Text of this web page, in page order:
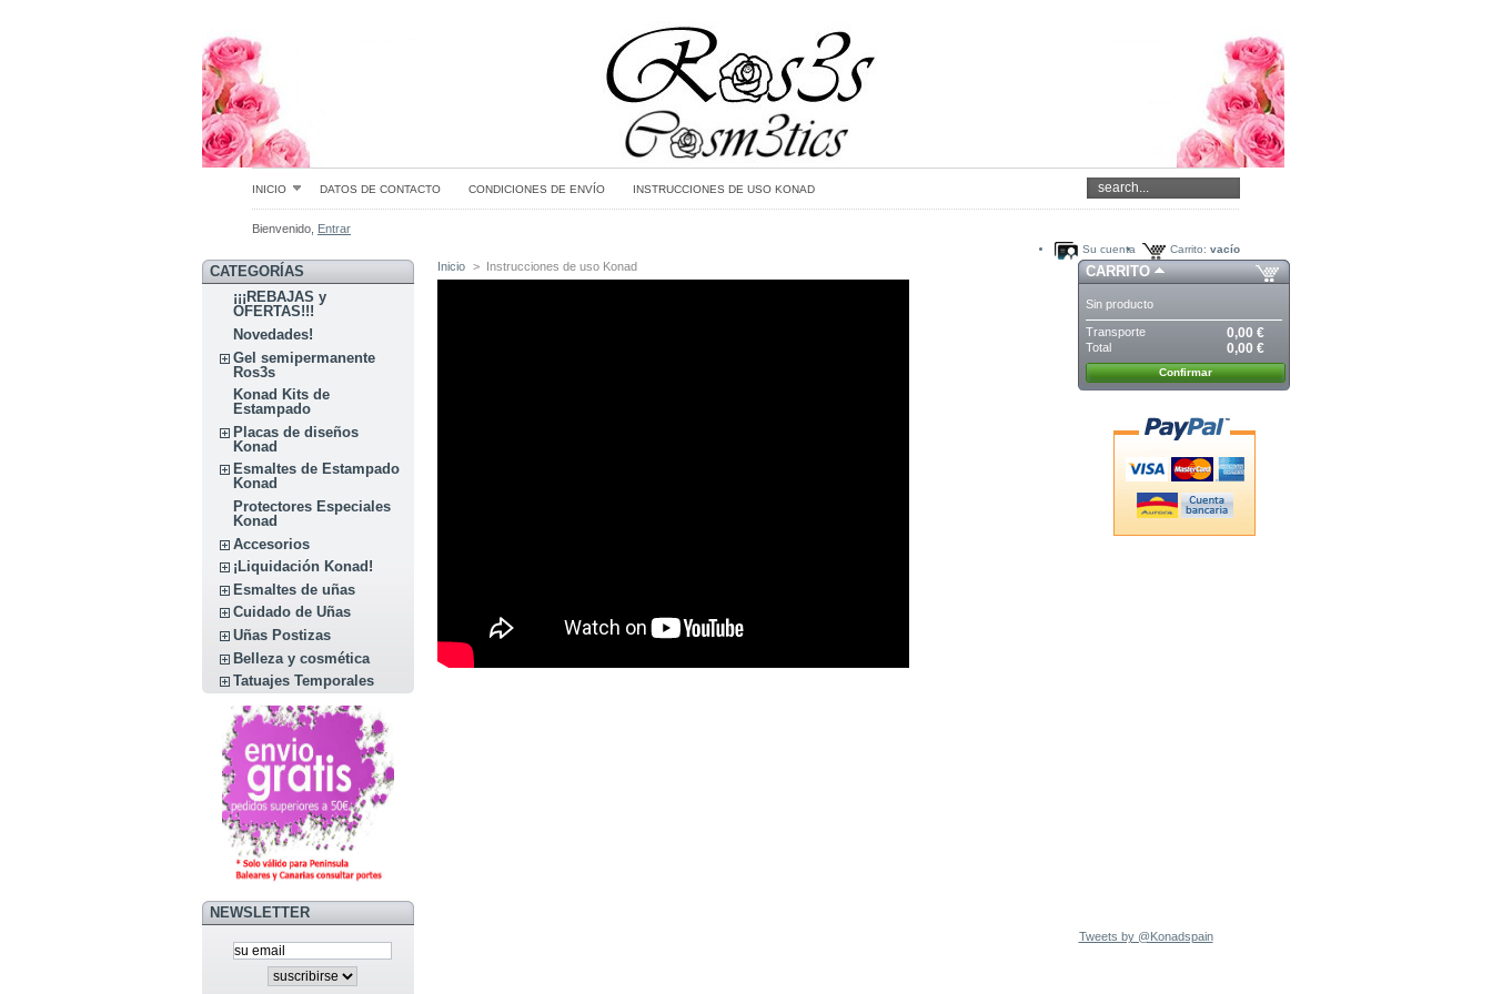
INICIO DATOS DE CONTACTO CONDICIONES DE ENVÍO INSTRUCCIONES DE USO KONAD
Bienvenido, Entrar
Carrito: vacío
Su cuenta
CATEGORÍAS
¡¡¡REBAJAS y
OFERTAS!!!
Novedades!
Gel semipermanente
Ros3s
Konad Kits de
Estampado
Placas de diseños
Konad
Esmaltes de Estampado
Konad
Protectores Especiales
Konad
Accesorios
¡Liquidación Konad!
Esmaltes de uñas
Cuidado de Uñas
Uñas Postizas
Belleza y cosmética
Tatuajes Temporales
NEWSLETTER
Inicio > Instrucciones de uso Konad CARRITO
Sin producto
Transporte 0,00 €
Total 0,00 €
Confirmar
Tweets by @Konadspain